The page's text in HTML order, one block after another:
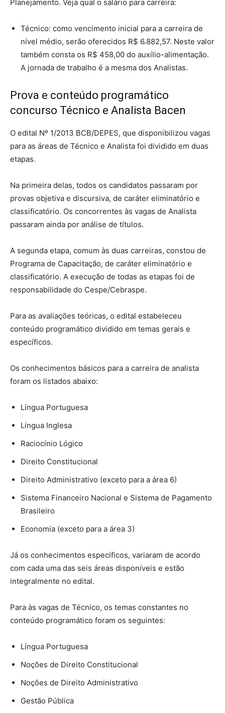
Planejamento. Veja qual o salário para carreira:
Técnico: como vencimento inicial para a carreira de
nível médio, serão oferecidos R$ 6.882,57. Neste valor
também consta os R$ 458,00 do auxílio-alimentação.
A jornada de trabalho é a mesma dos Analistas.
Prova e conteúdo programático
concurso Técnico e Analista Bacen
O edital Nº 1/2013 BCB/DEPES, que disponibilizou vagas
para as áreas de Técnico e Analista foi dividido em duas
etapas.
Na primeira delas, todos os candidatos passaram por
provas objetiva e discursiva, de caráter eliminatório e
classificatório. Os concorrentes às vagas de Analista
passaram ainda por análise de títulos.
A segunda etapa, comum às duas carreiras, constou de
Programa de Capacitação, de caráter eliminatório e
classificatório. A execução de todas as etapas foi de
responsabilidade do Cespe/Cebraspe.
Para as avaliações teóricas, o edital estabeleceu
conteúdo programático dividido em temas gerais e
específicos.
Os conhecimentos básicos para a carreira de analista
foram os listados abaixo:
Língua Portuguesa
Língua Inglesa
Raciocínio Lógico
Direito Constitucional
Direito Administrativo (exceto para a área 6)
Sistema Financeiro Nacional e Sistema de Pagamento
Brasileiro
Economia (exceto para a área 3)
Já os conhecimentos específicos, variaram de acordo
com cada uma das seis áreas disponíveis e estão
integralmente no edital.
Para às vagas de Técnico, os temas constantes no
conteúdo programático foram os seguintes:
Língua Portuguesa
Noções de Direito Constitucional
Noções de Direito Administrativo
Gestão Pública